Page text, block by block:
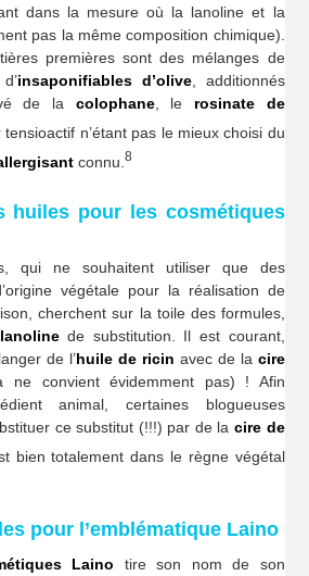
dans la mesure où la lanoline et la
pas la même composition chimique).
premières sont des mélanges de
insaponifiables d’olive, additionnés
de la colophane, le rosinate de
tensioactif n’étant pas le mieux choisi du
connu.8
huiles pour les cosmétiques
qui ne souhaitent utiliser que des
végétale pour la réalisation de
cherchent sur la toile des formules,
lanolinede substitution. Il est courant,
de l’huile de ricin avec de la cire
ne convient évidemment pas) ! Afin
animal, certaines blogueuses
ce substitut (!!!) par de lacire de
bien totalement dans le règne végétal
pour l’emblématique Laino
Laino tire son nom de son